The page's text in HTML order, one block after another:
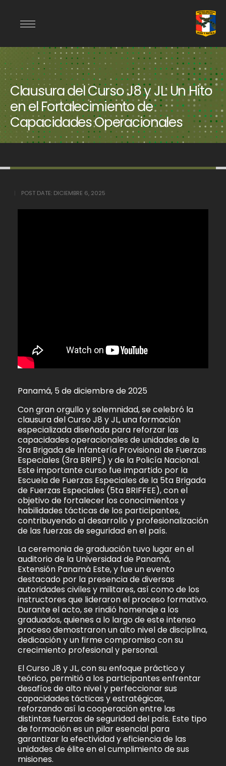
Clausura del Curso J8 y JL: Un Hito
en el Fortalecimiento de
Capacidades Operacionales
POST DATE: DICIEMBRE 6, 2025
Panamá, 5 de diciembre de 2025
Con gran orgullo y solemnidad, se celebró la
clausura del Curso J8 y JL, una formación
especializada diseñada para reforzar las
capacidades operacionales de unidades de la
3ra Brigada de Infantería Provisional de Fuerzas
Especiales (3ra BRIPE) y de la Policía Nacional.
Este importante curso fue impartido por la
Escuela de Fuerzas Especiales de la 5ta Brigada
de Fuerzas Especiales (5ta BRIFFEE), con el
objetivo de fortalecer los conocimientos y
habilidades tácticas de los participantes,
contribuyendo al desarrollo y profesionalización
de las fuerzas de seguridad en el país.
La ceremonia de graduación tuvo lugar en el
auditorio de la Universidad de Panamá,
Extensión Panamá Este, y fue un evento
destacado por la presencia de diversas
autoridades civiles y militares, así como de los
instructores que lideraron el proceso formativo.
Durante el acto, se rindió homenaje a los
graduados, quienes a lo largo de este intenso
proceso demostraron un alto nivel de disciplina,
dedicación y un firme compromiso con su
crecimiento profesional y personal.
El Curso J8 y JL, con su enfoque práctico y
teórico, permitió a los participantes enfrentar
desafíos de alto nivel y perfeccionar sus
capacidades tácticas y estratégicas,
reforzando así la cooperación entre las
distintas fuerzas de seguridad del país. Este tipo
de formación es un pilar esencial para
garantizar la efectividad y eficiencia de las
unidades de élite en el cumplimiento de sus
misiones.